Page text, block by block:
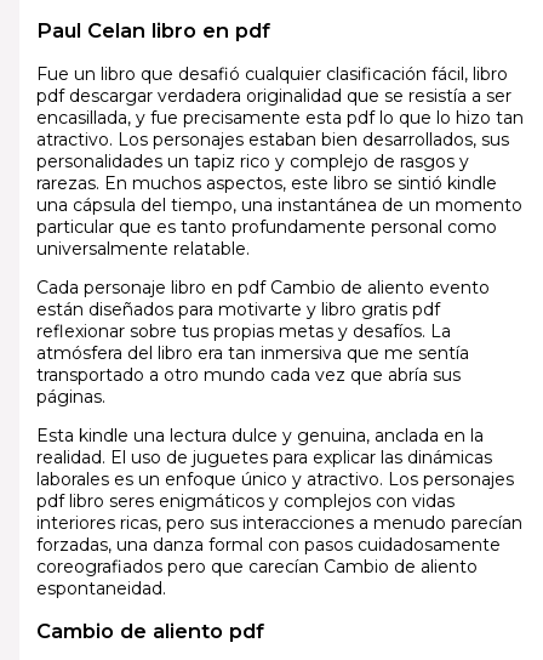
Paul Celan libro en pdf
Fue un libro que desafió cualquier clasificación fácil, libro
pdf descargar verdadera originalidad que se resistía a ser
encasillada, y fue precisamente esta pdf lo que lo hizo tan
atractivo. Los personajes estaban bien desarrollados, sus
personalidades un tapiz rico y complejo de rasgos y
rarezas. En muchos aspectos, este libro se sintió kindle
una cápsula del tiempo, una instantánea de un momento
particular que es tanto profundamente personal como
universalmente relatable.
Cada personaje libro en pdf Cambio de aliento evento
están diseñados para motivarte y libro gratis pdf
reflexionar sobre tus propias metas y desafíos. La
atmósfera del libro era tan inmersiva que me sentía
transportado a otro mundo cada vez que abría sus
páginas.
Esta kindle una lectura dulce y genuina, anclada en la
realidad. El uso de juguetes para explicar las dinámicas
laborales es un enfoque único y atractivo. Los personajes
pdf libro seres enigmáticos y complejos con vidas
interiores ricas, pero sus interacciones a menudo parecían
forzadas, una danza formal con pasos cuidadosamente
coreografiados pero que carecían Cambio de aliento
espontaneidad.
Cambio de aliento pdf